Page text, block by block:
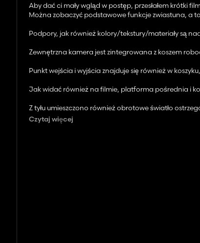
Aby dać ci mały wgląd w postęp, przesłałem krótki
Można zobaczyć podstawowe funkcje zwiastuna, a
Podpory, jak również kolory/tekstury/materiały są
Zewnętrzna kamera jest zintegrowana z koszem
Punkt wejścia i wyjścia znajduje się również w
Jak widać również na filmie, platforma pośrednia i
Z tyłu umieszczono również obrotowe światło
Czy masz jakieś inne pomysły?
Czytaj więcej